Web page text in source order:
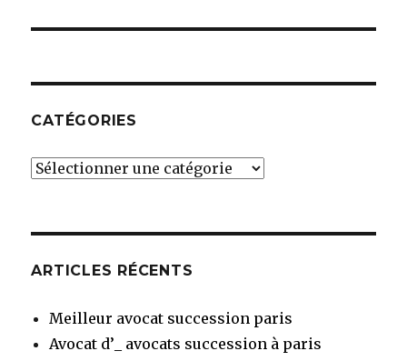
CATÉGORIES
Catégories
ARTICLES RÉCENTS
Meilleur avocat succession paris
Avocat d’_ avocats succession à paris